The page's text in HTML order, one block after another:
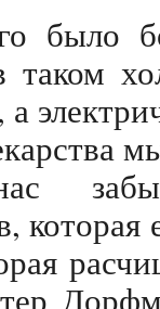
было
таком